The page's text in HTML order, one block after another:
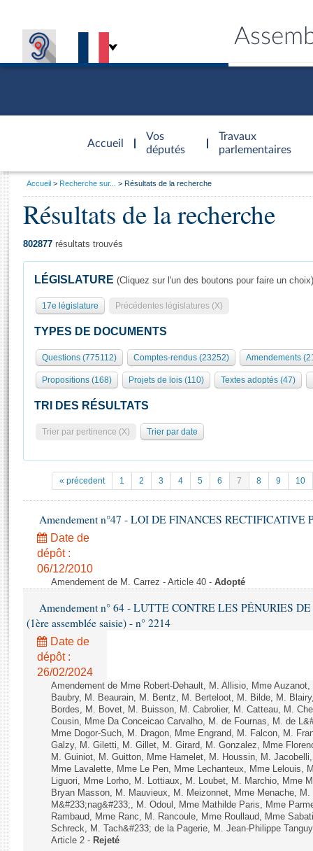
Accueil
d'accueil
Vos
députés
Travaux
parlementaires
Présidence
577 députés
Groupes politiques
Séance publique
Commissions et autres organes
Europe et International
Pétitions
Projets de loi
Propositions de loi
Amendements
Textes adoptés
Rapports d'information
Rapports d'enquête
Rapports législatifs
Rapports sur l'application des lois
Baromètre de l’application des lois
Dossiers législatifs
Budget et sécurité sociale
Questions écrites et orales
Comptes rendus des débats
Général
Rôle et pouvoirs de l'Assemblée
Organisation de l'Assemblée
Présidence Conférence des Présidents Bureau Collège des
Statistiques et chiffres clés
Documents de référence
( Constitution | Règlement de l'Assemblée ... )
Histoire
Juniors
Anciennes législatures
Liens vers les sites publics
Visiter l'Assemblée
Visite virtuelle du palais Bourbon
Assister à une séance
La Bibliothèque
Contacts et plan d'accès
Photos libres de droit
Vous
Accueil Recherche sur... Résultats de la recherche
Résultats de la recherche
802877 résultats trouvés
LÉGISLATURE (Cliquez sur l'un des boutons pour faire un choix)
17e législature Précédentes législatures (X)
TYPES DE DOCUMENTS
Questions (775112) Comptes-rendus (23252) Amendements
Propositions (168) Projets de lois (110) Textes adoptés (47)
TRI DES RÉSULTATS
Trier par pertinence (X) Trier par date
« précedent 1 2 3 4 5 6 7 8 9 10
Amendement n°47 - LOI DE FINANCES RECTIFICATIVE
Date de
dépôt :
06/12/2010
Amendement de M. Carrez - Article 40 - Adopté
Amendement n° 64 - LUTTE CONTRE LES PÉNURIES
(1ère assemblée saisie) - n° 2214
Date de
dépôt :
26/02/2024
Amendement de Mme Robert-Dehault, M. Allisio, Mme
Baubry, M. Beaurain, M. Bentz, M. Berteloot, M. Bilde, M.
Bordes, M. Bovet, M. Buisson, M. Cabrolier, M. Catteau, M.
Cousin, Mme Da Conceicao Carvalho, M. de Fournas, M. de
Mme Dogor-Such, M. Dragon, Mme Engrand, M. Falcon, M.
Galzy, M. Giletti, M. Gillet, M. Girard, M. Gonzalez, Mme
M. Guiniot, M. Guitton, Mme Hamelet, M. Houssin, M.
Mme Lavalette, Mme Le Pen, Mme Lechanteux, Mme Lelouis,
Liguori, Mme Lorho, M. Lottiaux, M. Loubet, M. Marchio, Mme
Bryan Masson, M. Mauvieux, M. Meizonnet, Mme Menache,
M&#233;nag&#233;, M. Odoul, Mme Mathilde Paris, Mme
Rambaud, Mme Ranc, M. Rancoule, Mme Roullaud, Mme
Schreck, M. Tach&#233; de la Pagerie, M. Jean-Philippe
Article 2 - Rejeté